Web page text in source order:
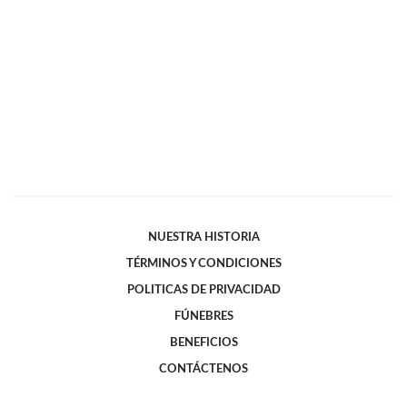
NUESTRA HISTORIA
TÉRMINOS Y CONDICIONES
POLITICAS DE PRIVACIDAD
FÚNEBRES
BENEFICIOS
CONTÁCTENOS